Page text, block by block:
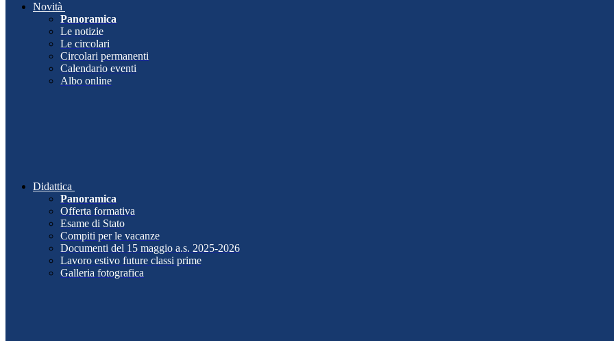
Novità
Panoramica
Le notizie
Le circolari
Circolari permanenti
Calendario eventi
Albo online
Didattica
Panoramica
Offerta formativa
Esame di Stato
Compiti per le vacanze
Documenti del 15 maggio a.s. 2025-2026
Lavoro estivo future classi prime
Galleria fotografica